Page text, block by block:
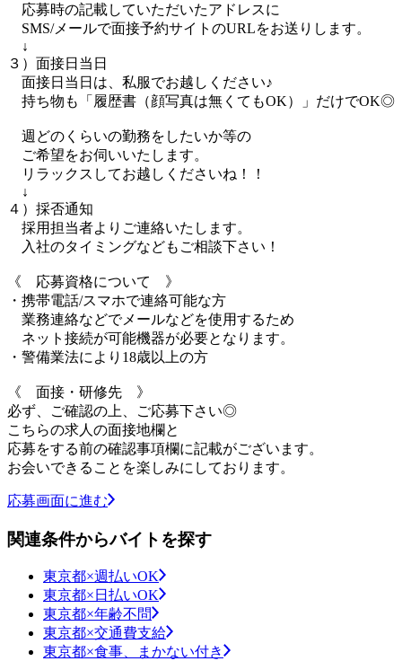
応募時の記載していただいたアドレスに
SMS/メールで面接予約サイトのURLをお送りします。
↓
３）面接日当日
面接日当日は、私服でお越しください♪
持ち物も「履歴書（顔写真は無くてもOK）」だけでOK◎
週どのくらいの勤務をしたいか等の
ご希望をお伺いいたします。
リラックスしてお越しくださいね！！
↓
４）採否通知
採用担当者よりご連絡いたします。
入社のタイミングなどもご相談下さい！
《 応募資格について 》
・携帯電話/スマホで連絡可能な方
業務連絡などでメールなどを使用するため
ネット接続が可能機器が必要となります。
・警備業法により18歳以上の方
《 面接・研修先 》
必ず、ご確認の上、ご応募下さい◎
こちらの求人の面接地欄と
応募をする前の確認事項欄に記載がございます。
お会いできることを楽しみにしております。
応募画面に進む
関連条件からバイトを探す
東京都×週払いOK
東京都×日払いOK
東京都×年齢不問
東京都×交通費支給
東京都×食事、まかない付き